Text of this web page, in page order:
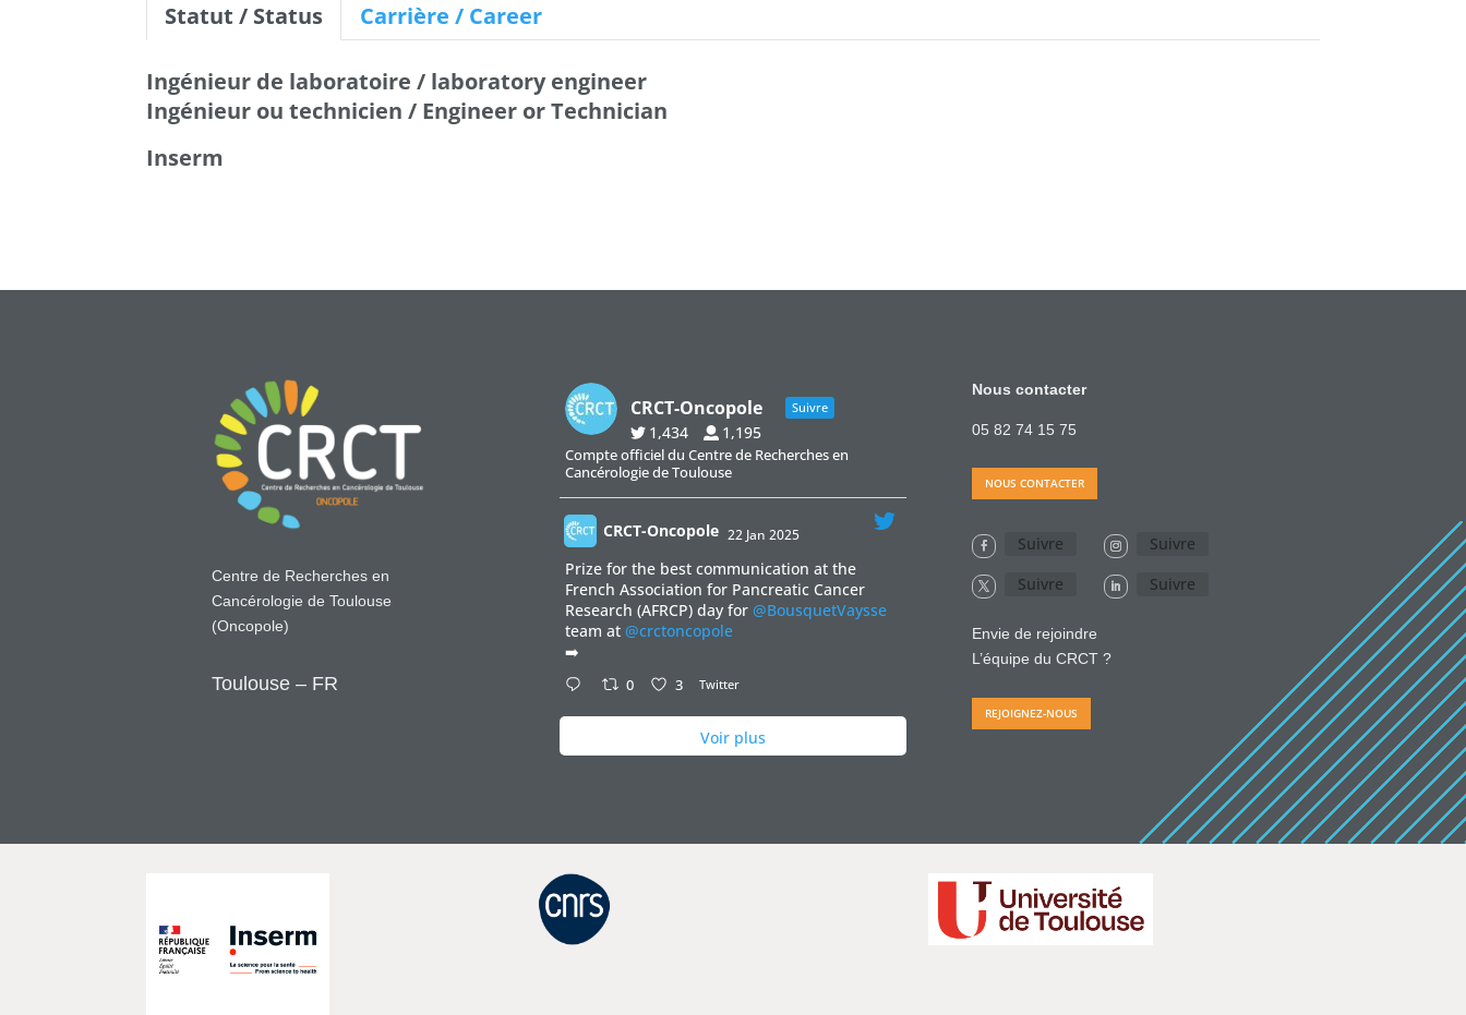
Statut / Status Carrière / Career
Ingénieur de laboratoire / laboratory engineer
Ingénieur ou technicien / Engineer or Technician
Inserm
Centre de Recherches en
Cancérologie de Toulouse
(Oncopole)
Toulouse – FR
CRCT-Oncopole Suivre
1,434 1,195
Compte officiel du Centre de Recherches en
Cancérologie de Toulouse
;
CRCT-Oncopole 22 Jan 2025
Prize for the best communication at the
French Association for Pancreatic Cancer
Research (AFRCP) day for @BousquetVaysse
team at @crctoncopole
➡️
0 3 Twitter
Voir plus
Nous contacter
05 82 74 15 75
NOUS CONTACTER
Suivre
Suivre
Suivre
Suivre
Envie de rejoindre
L’équipe du CRCT ?
REJOIGNEZ-NOUS